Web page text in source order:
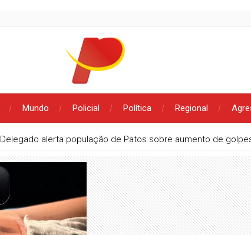
Mundo Policial Política Regional
Delegado alerta população de Patos sobre aumento de